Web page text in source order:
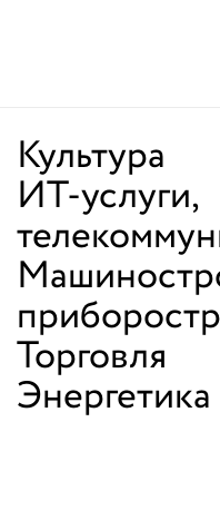
Культура
ИТ-услуги,
Торговля
Энергетика